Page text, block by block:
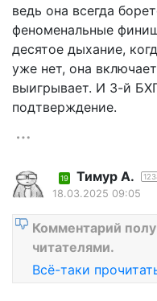
ведь она всегда
феноменальные
десятое дыхание,
уже нет, она
выигрывает. И 3-й
подтверждение.
19 Тимур А.
18.03.2025 09:05
Комментарий
читателями.
Всё-таки